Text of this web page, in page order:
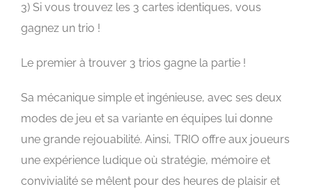
3) Si vous trouvez les 3 cartes identiques, vous
gagnez un trio !
Le premier à trouver 3 trios gagne la partie !
Sa mécanique simple et ingénieuse, avec ses deux
modes de jeu et sa variante en équipes lui donne
une grande rejouabilité. Ainsi, TRIO offre aux joueurs
une expérience ludique où stratégie, mémoire et
convivialité se mêlent pour des heures de plaisir et